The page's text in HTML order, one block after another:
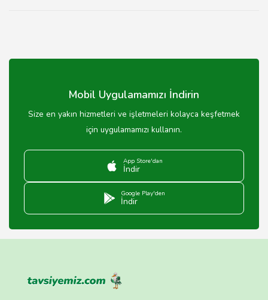
Mobil Uygulamamızı İndirin
Size en yakın hizmetleri ve işletmeleri kolayca keşfetmek
için uygulamamızı kullanın.
App Store'dan
İndir
Google Play'den
İndir